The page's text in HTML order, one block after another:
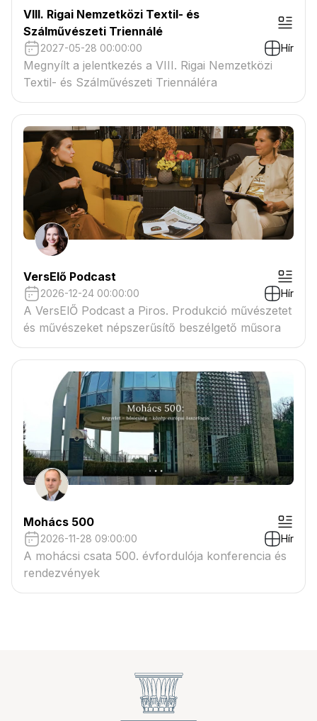
VIII. Rigai Nemzetközi Textil- és
Szálművészeti Triennálé
2027-05-28 00:00:00 Hír
Megnyílt a jelentkezés a VIII. Rigai Nemzetközi
Textil- és Szálművészeti Triennáléra
VersElő Podcast
2026-12-24 00:00:00 Hír
A VersElŐ Podcast a Piros. Produkció művészetet
és művészeket népszerűsítő beszélgető műsora
Mohács 500
2026-11-28 09:00:00 Hír
A mohácsi csata 500. évfordulója konferencia és
rendezvények